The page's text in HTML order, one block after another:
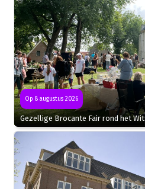
Op 8 augustus 2026
Gezellige Brocante Fair rond het